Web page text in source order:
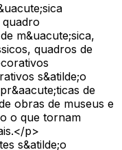
m&uacute;sica,
quadros de
s&atilde;o
de
obras de museus e
o que tornam
p>
s&atilde;o